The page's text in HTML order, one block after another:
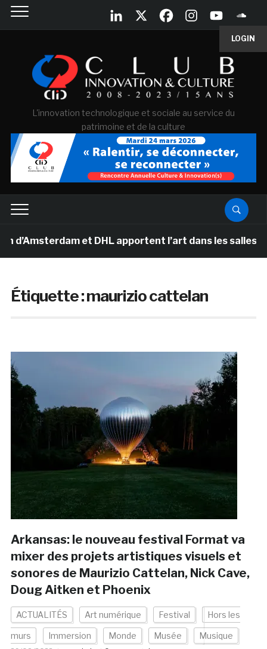
LOGIN
L'innovation technologique et sociale au service du
patrimoine et de la culture
et DHL apportent l’art dans les salles de
Étiquette :maurizio cattelan
Arkansas: le nouveau festival Format va
mixer des projets artistiques visuels et
sonores de Maurizio Cattelan, Nick Cave,
Doug Aitken et Phoenix
ACTUALITÉS Art numérique Festival Hors les
murs Immersion Monde Musée Musique